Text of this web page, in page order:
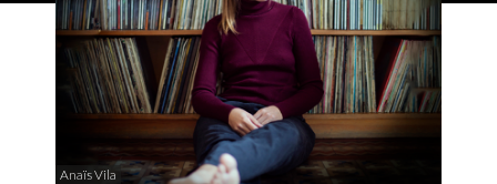
Anaïs Vila